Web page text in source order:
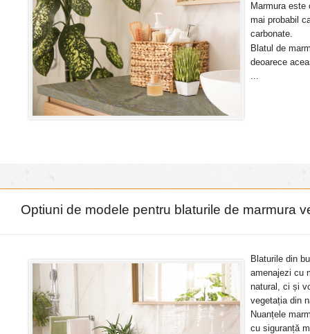
Marmura
mai probabil
carbonate.
Blatul de
deoarece
...
Optiuni de modele pentru blaturile de marmura
Blaturile din
amenajezi cu
natural, ci și
vegetația din
Nuanțele
cu siguranță